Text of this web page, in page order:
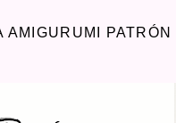
PATRÓN